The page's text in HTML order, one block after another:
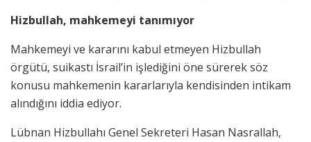
Hizbullah, mahkemeyi tanımıyor
Mahkemeyi ve kararını kabul etmeyen Hizbullah
örgütü, suikastı İsrail’in işlediğini öne sürerek söz
konusu mahkemenin kararlarıyla kendisinden intikam
alındığını iddia ediyor.
Lübnan Hizbullahı Genel Sekreteri Hasan Nasrallah,